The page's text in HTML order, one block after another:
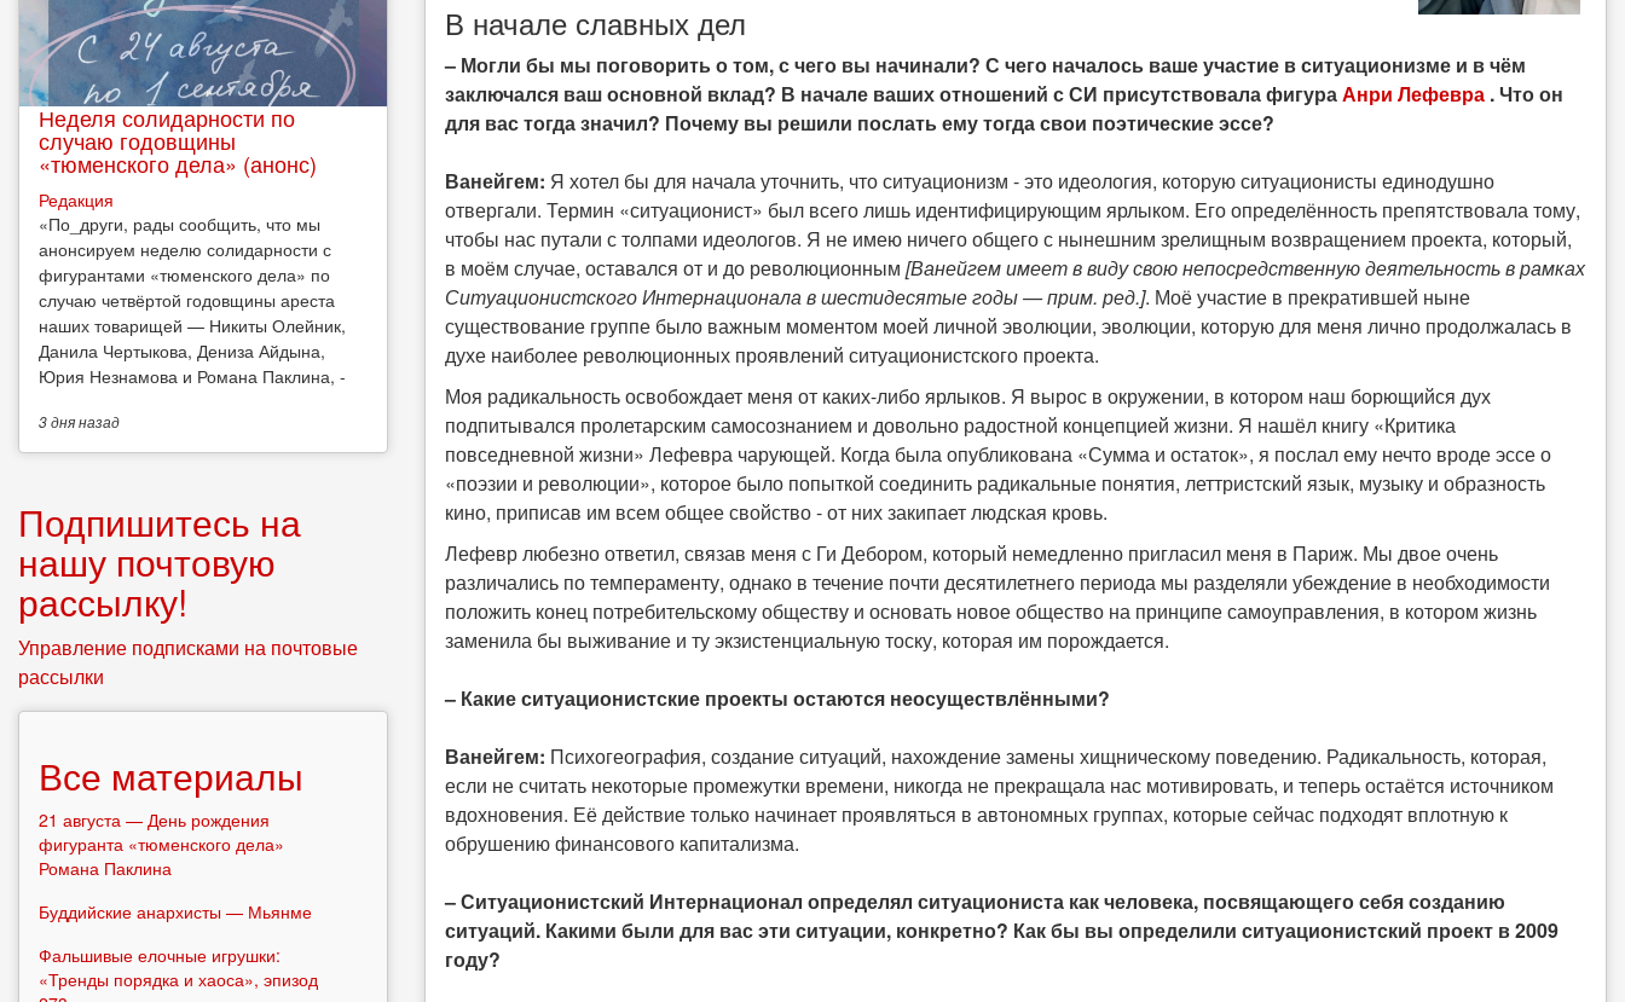
В начале славных дел
– Могли бы мы поговорить о том, с чего вы начинали? С чего началось ваше участие в ситуационизме и в чём
заключался ваш основной вклад? В начале ваших отношений с СИ присутствовала фигураАнри Лефевра . Что он
для вас тогда значил? Почему вы решили послать ему тогда свои поэтические эссе?
Ванейгем: Я хотел бы для начала уточнить, что ситуационизм - это идеология, которую ситуационисты единодушно
отвергали. Термин «ситуационист» был всего лишь идентифицирующим ярлыком. Его определённость препятствовала тому,
чтобы нас путали с толпами идеологов. Я не имею ничего общего с нынешним зрелищным возвращением проекта, который,
в моём случае, оставался от и до революционным [Ванейгем имеет в виду свою непосредственную деятельность в рамках
Ситуационистского Интернационала в шестидесятые годы — прим. ред.]. Моё участие в прекратившей ныне
существование группе было важным моментом моей личной эволюции, эволюции, которую для меня лично продолжалась в
духе наиболее революционных проявлений ситуационистского проекта.
Моя радикальность освобождает меня от каких-либо ярлыков. Я вырос в окружении, в котором наш борющийся дух
подпитывался пролетарским самосознанием и довольно радостной концепцией жизни. Я нашёл книгу «Критика
повседневной жизни» Лефевра чарующей. Когда была опубликована «Сумма и остаток», я послал ему нечто вроде эссе о
«поэзии и революции», которое было попыткой соединить радикальные понятия, леттристский язык, музыку и образность
кино, приписав им всем общее свойство - от них закипает людская кровь.
Лефевр любезно ответил, связав меня с Ги Дебором, который немедленно пригласил меня в Париж. Мы двое очень
различались по темпераменту, однако в течение почти десятилетнего периода мы разделяли убеждение в необходимости
положить конец потребительскому обществу и основать новое общество на принципе самоуправления, в котором жизнь
заменила бы выживание и ту экзистенциальную тоску, которая им порождается.
– Какие ситуационистские проекты остаются неосуществлёнными?
Ванейгем: Психогеография, создание ситуаций, нахождение замены хищническому поведению. Радикальность, которая,
если не считать некоторые промежутки времени, никогда не прекращала нас мотивировать, и теперь остаётся источником
вдохновения. Её действие только начинает проявляться в автономных группах, которые сейчас подходят вплотную к
обрушению финансового капитализма.
– Ситуационистский Интернационал определял ситуациониста как человека, посвящающего себя созданию
ситуаций. Какими были для вас эти ситуации, конкретно? Как бы вы определили ситуационистский проект в 2009
году?
Неделя солидарности по
случаю годовщины
«тюменского дела» (анонс)
Редакция
​«По_други, рады сообщить, что мы
анонсируем неделю солидарности с
фигурантами «тюменского дела» по
случаю четвёртой годовщины ареста
наших товарищей — Никиты Олейник,
Данила Чертыкова, Дениза Айдына,
Юрия Незнамова и Романа Паклина, -
3 дняназад
Подпишитесь на
нашу почтовую
рассылку!
Управление подписками на почтовые
рассылки
Все материалы
21 августа — День рождения
фигуранта «тюменского дела»
Романа Паклина
Буддийские анархисты — Мьянме
Фальшивые елочные игрушки:
«Тренды порядка и хаоса», эпизод